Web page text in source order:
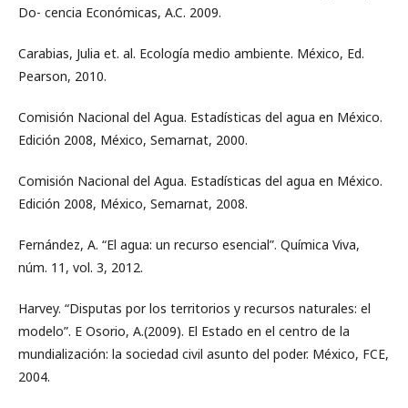
Do- cencia Económicas, A.C. 2009.
Carabias, Julia et. al. Ecología medio ambiente. México, Ed.
Pearson, 2010.
Comisión Nacional del Agua. Estadísticas del agua en México.
Edición 2008, México, Semarnat, 2000.
Comisión Nacional del Agua. Estadísticas del agua en México.
Edición 2008, México, Semarnat, 2008.
Fernández, A. “El agua: un recurso esencial”. Química Viva,
núm. 11, vol. 3, 2012.
Harvey. “Disputas por los territorios y recursos naturales: el
modelo”. E Osorio, A.(2009). El Estado en el centro de la
mundialización: la sociedad civil asunto del poder. México, FCE,
2004.